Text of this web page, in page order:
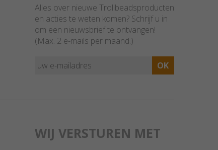
Alles over nieuwe Trollbeadsproducten
en acties te weten komen? Schrijf u in
om een nieuwsbrief te ontvangen!
(Max. 2 e-mails per maand.)
WIJ VERSTUREN MET